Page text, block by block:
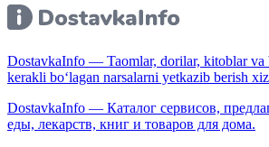
DostavkaInfo — Taomlar, dorilar, kitoblar va
kerakli bo‘lagan narsalarni yetkazib berish
DostavkaInfo — Каталог сервисов,
еды, лекарств, книг и товаров для дома.